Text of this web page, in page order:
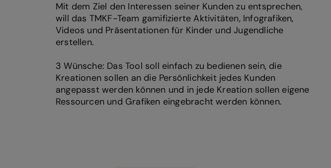
Mit dem Ziel den Interessen seiner Kunden zu entsprechen,
will das TMKF-Team gamifizierte Aktivitäten, Infografiken,
Videos und Präsentationen für Kinder und Jugendliche
erstellen.
3 Wünsche: Das Tool soll einfach zu bedienen sein, die
Kreationen sollen an die Persönlichkeit jedes Kunden
angepasst werden können und in jede Kreation sollen eigene
Ressourcen und Grafiken eingebracht werden können.